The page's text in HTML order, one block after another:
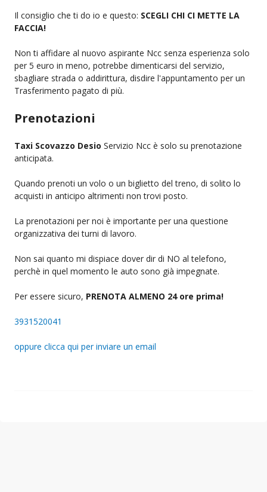
Il consiglio che ti do io e questo: SCEGLI CHI CI METTE LA
FACCIA!
Non ti affidare al nuovo aspirante Ncc senza esperienza solo
per 5 euro in meno, potrebbe dimenticarsi del servizio,
sbagliare strada o addirittura, disdire l'appuntamento per un
Trasferimento pagato di più.
Prenotazioni
Taxi Scovazzo Desio Servizio Ncc è solo su prenotazione
anticipata.
Quando prenoti un volo o un biglietto del treno, di solito lo
acquisti in anticipo altrimenti non trovi posto.
La prenotazioni per noi è importante per una questione
organizzativa dei turni di lavoro.
Non sai quanto mi dispiace dover dir di NO al telefono,
perchè in quel momento le auto sono già impegnate.
Per essere sicuro, PRENOTA ALMENO 24 ore prima!
3931520041
oppure clicca qui per inviare un email